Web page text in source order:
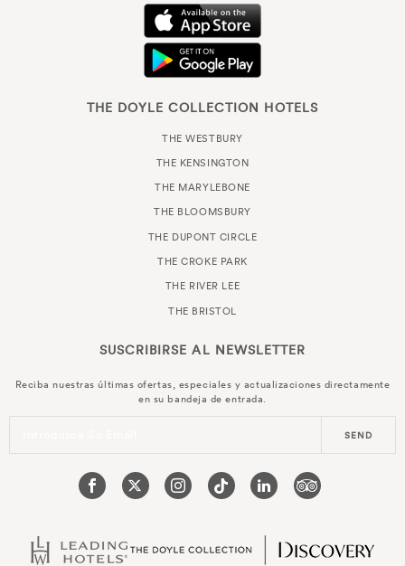
THE DOYLE COLLECTION HOTELS
THE WESTBURY
THE KENSINGTON
THE MARYLEBONE
THE BLOOMSBURY
THE DUPONT CIRCLE
THE CROKE PARK
THE RIVER LEE
THE BRISTOL
SUSCRIBIRSE AL NEWSLETTER
Reciba nuestras últimas ofertas, especiales y actualizaciones directamente
en su bandeja de entrada.
SEND